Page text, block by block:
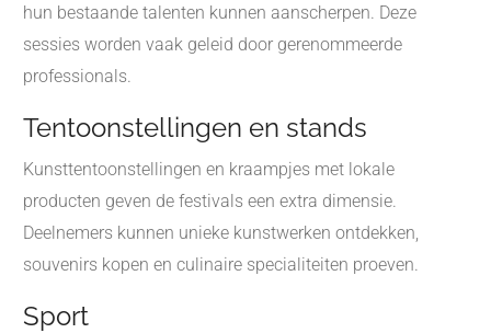
hun bestaande talenten kunnen aanscherpen. Deze
sessies worden vaak geleid door gerenommeerde
professionals.
Tentoonstellingen en stands
Kunsttentoonstellingen en kraampjes met lokale
producten geven de festivals een extra dimensie.
Deelnemers kunnen unieke kunstwerken ontdekken,
souvenirs kopen en culinaire specialiteiten proeven.
Sport